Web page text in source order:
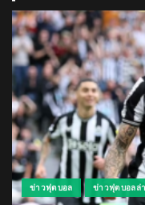
ข่าวฟุตบอล ข่าวฟุตบอลล่